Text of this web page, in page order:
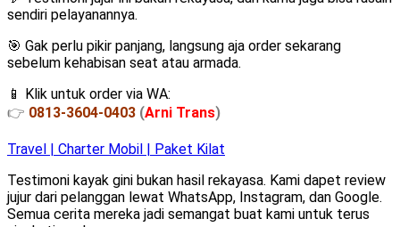
sendiri pelayanannya.
🎯 Gak perlu pikir panjang, langsung aja order sekarang
sebelum kehabisan seat atau armada.
📱 Klik untuk order via WA:
👉 0813-3604-0403 (Arni Trans)
Travel | Charter Mobil | Paket Kilat
Testimoni kayak gini bukan hasil rekayasa. Kami dapet review
jujur dari pelanggan lewat WhatsApp, Instagram, dan Google.
Semua cerita mereka jadi semangat buat kami untuk terus